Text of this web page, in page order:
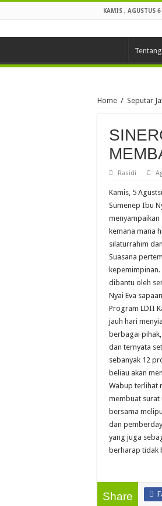
KAMIS , AGUSTUS
Home / Seputar
Rasidi
Kamis, 5
Sumenep Ibu
menyampaikan
kemana mana
silaturrahim
Suasana
dibantu oleh
Nyai Eva
Program LDII
jauh hari
berbagai
dan ternyata
sebanyak 12
beliau akan
Wabup terlihat
membuat surat
bersama
dan
yang juga
berharap tidak
Share